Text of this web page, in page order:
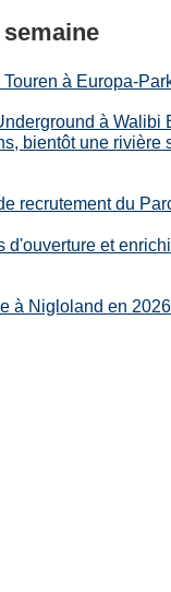
à Europa-
à Walibi
bientôt une rivière
recrutement du
et
à Nigloland en 2026